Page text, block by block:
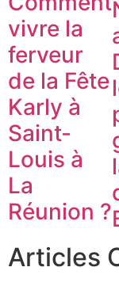
vivre la
ferveur
de la Fête
Karly à
Saint-
Louis à
La
Réunion ?
Articles